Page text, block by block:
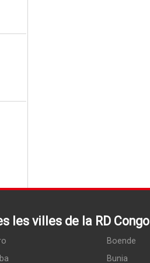
les villes de la RD Congo
Boende
Bunia